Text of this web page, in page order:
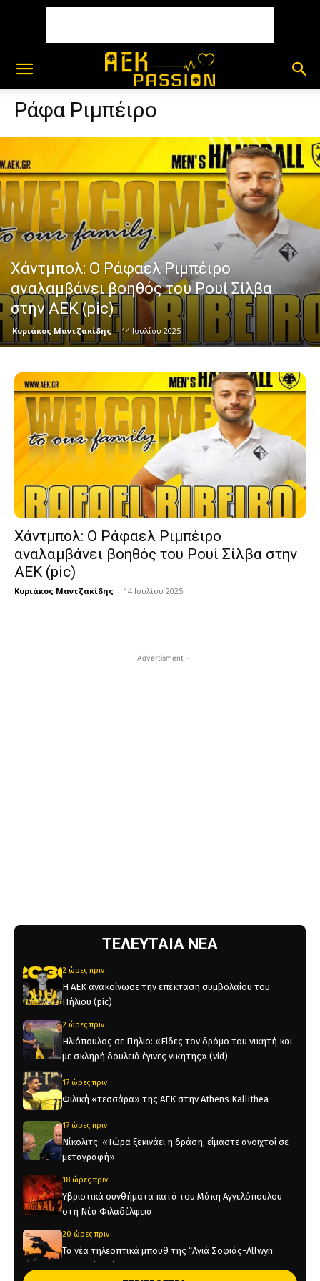
Ράφα Ριμπέιρο
Χάντμπολ: Ο Ράφαελ Ριμπέιρο
αναλαμβάνει βοηθός του Ρουί Σίλβα
στην ΑΕΚ (pic)
Κυριάκος Μαντζακίδης - 14 Ιουλίου 2025
Χάντμπολ: Ο Ράφαελ Ριμπέιρο
αναλαμβάνει βοηθός του Ρουί Σίλβα στην
ΑΕΚ (pic)
Κυριάκος Μαντζακίδης - 14 Ιουλίου 2025
- Advertisment -
ΤΕΛΕΥΤΑΙΑ ΝΕΑ
2 ώρες πριν
Η ΑΕΚ ανακοίνωσε την επέκταση συμβολαίου του
Πήλιου (pic)
2 ώρες πριν
Ηλιόπουλος σε Πήλιο: «Είδες τον δρόμο του νικητή και
με σκληρή δουλειά έγινες νικητής» (vid)
17 ώρες πριν
Φιλική «τεσσάρα» της ΑΕΚ στην Athens Kallithea
17 ώρες πριν
Νίκολιτς: «Τώρα ξεκινάει η δράση, είμαστε ανοιχτοί σε
μεταγραφή»
18 ώρες πριν
Υβριστικά συνθήματα κατά του Μάκη Αγγελόπουλου
στη Νέα Φιλαδέλφεια
20 ώρες πριν
Τα νέα τηλεοπτικά μπουθ της “Αγιά Σοφιάς-Allwyn
Arena” (pics)